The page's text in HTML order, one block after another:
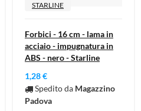
STARLINE
Forbici - 16 cm - lama in
acciaio - impugnatura in
ABS - nero - Starline
1,28 €
Spedito da Magazzino
Padova